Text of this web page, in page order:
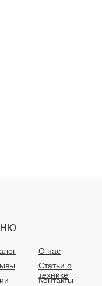
О нас
Статьи о
технике
Контакты